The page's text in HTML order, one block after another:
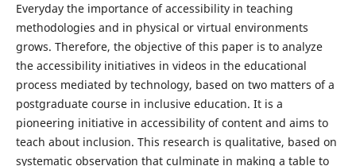
Everyday the importance of accessibility in teaching
methodologies and in physical or virtual environments
grows. Therefore, the objective of this paper is to analyze
the accessibility initiatives in videos in the educational
process mediated by technology, based on two matters of a
postgraduate course in inclusive education. It is a
pioneering initiative in accessibility of content and aims to
teach about inclusion. This research is qualitative, based on
systematic observation that culminate in making a table to